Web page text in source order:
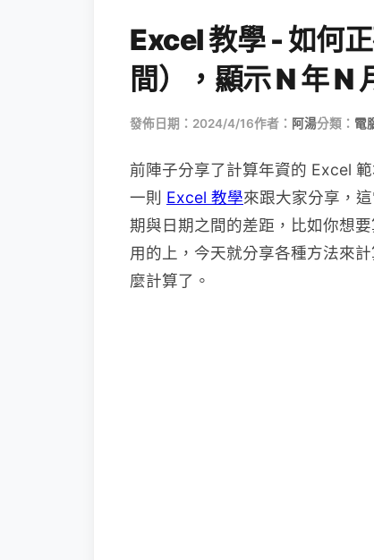
Excel 教學 - 如何
間），顯示 N 年 N
發佈日期：2024/4/16作者： 阿湯分類： 電
前陣子分享了計算年資的 Excel
一則 Excel 教學來跟大家分享，
期與日期之間的差距，比如你想
用的上，今天就分享各種方法來
麼計算了。